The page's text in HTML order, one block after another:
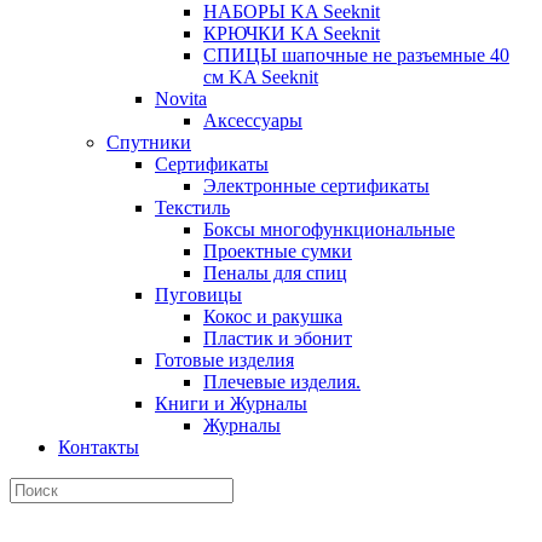
НАБОРЫ KA Seeknit
КРЮЧКИ KA Seeknit
СПИЦЫ шапочные не разъемные 40
см KA Seeknit
Novita
Аксессуары
Спутники
Сертификаты
Электронные сертификаты
Текстиль
Боксы многофункциональные
Проектные сумки
Пеналы для спиц
Пуговицы
Кокос и ракушка
Пластик и эбонит
Готовые изделия
Плечевые изделия.
Книги и Журналы
Журналы
Контакты